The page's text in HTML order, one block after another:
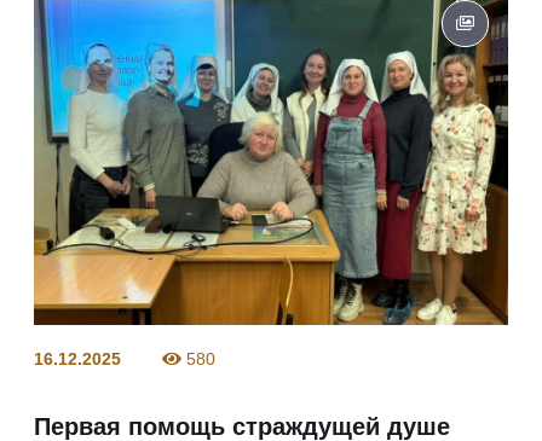
16.12.2025 580
Первая помощь страждущей душе